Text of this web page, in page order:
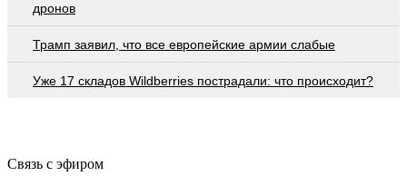
дронов
Трамп заявил, что все европейские армии слабые
Уже 17 складов Wildberries пострадали: что происходит?
Связь с эфиром